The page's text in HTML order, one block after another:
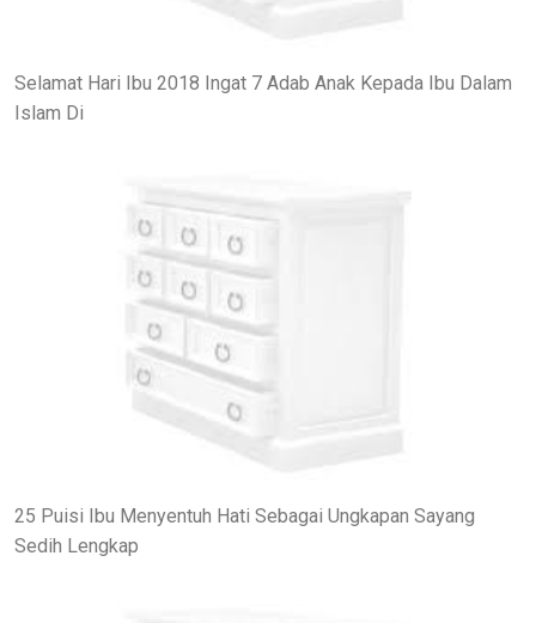
Selamat Hari Ibu 2018 Ingat 7 Adab Anak Kepada Ibu Dalam
Islam Di
25 Puisi Ibu Menyentuh Hati Sebagai Ungkapan Sayang
Sedih Lengkap